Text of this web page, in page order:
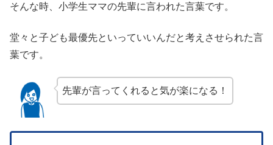
そんな時、小学生ママの先輩に言われた言葉です。
堂々と子ども最優先といっていいんだと考えさせられた言
葉です。
先輩が言ってくれると気が楽になる！